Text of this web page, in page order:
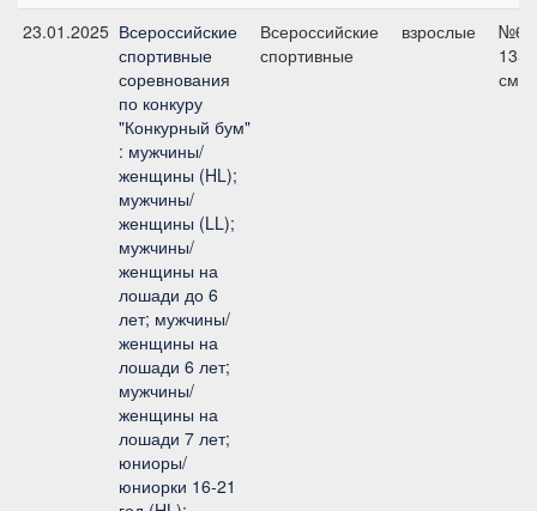
23.01.2025 Всероссийские
спортивные
соревнования
по конкуру
"Конкурный бум"
: мужчины/
женщины (HL);
мужчины/
женщины (LL);
мужчины/
женщины на
лошади до 6
лет; мужчины/
женщины на
лошади 6 лет;
мужчины/
женщины на
лошади 7 лет;
юниоры/
юниорки 16-21
Всероссийские
спортивные
взрослые
№6,
135
см